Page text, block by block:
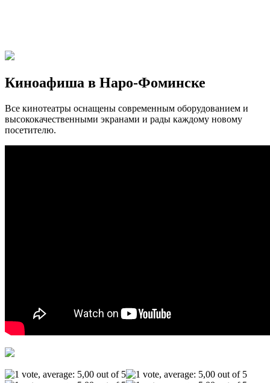
Киноафиша в Наро-Фоминске
Все кинотеатры оснащены современным оборудованием и
высококачественными экранами и рады каждому новому
посетителю.